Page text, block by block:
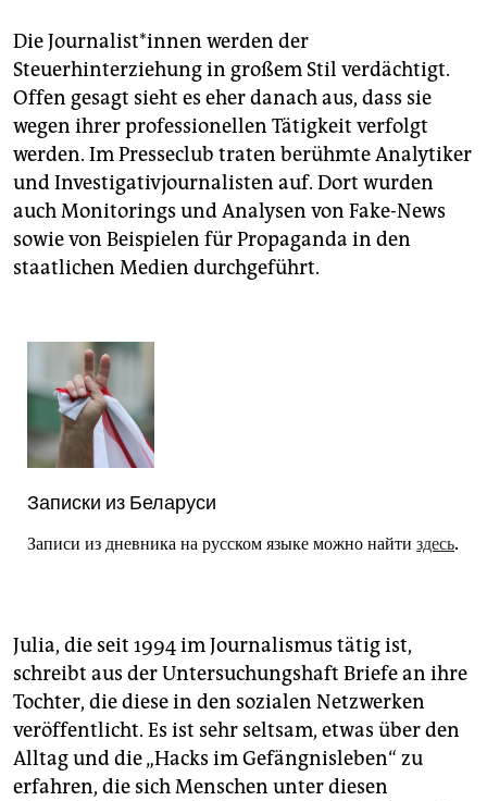
Die Jour­na­lis­t*in­nen werden der
Steuerhinterziehung in großem Stil verdächtigt.
Offen gesagt sieht es eher danach aus, dass sie
wegen ihrer professionellen Tätigkeit verfolgt
werden. Im Presseclub traten berühmte Analytiker
und Investigativjournalisten auf. Dort wurden
auch Monitorings und Analysen von Fake-News
sowie von Beispielen für Propaganda in den
staatlichen Medien durchgeführt.
Записки из Беларуси
Записи из дневника на русском языке можно найти здесь.
Julia, die seit 1994 im Journalismus tätig ist,
schreibt aus der Untersuchungshaft Briefe an ihre
Tochter, die diese in den sozialen Netzwerken
veröffentlicht. Es ist sehr seltsam, etwas über den
Alltag und die „Hacks im Gefängnisleben“ zu
erfahren, die sich Menschen unter diesen